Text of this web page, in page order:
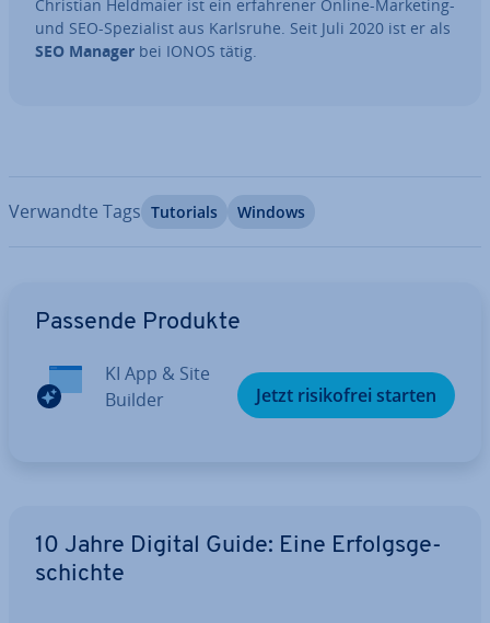
Christian Heldmaier ist ein er­fah­re­ner Online-Marketing-
und SEO-Spe­zia­list aus Karlsruhe. Seit Juli 2020 ist er als
SEO Manager bei IONOS tätig.
Verwandte Tags Tutorials Windows
Passende Produkte
KI App & Site
Builder
Jetzt ri­si­ko­frei starten
10 Jahre Digital Guide: Eine Er­folgs­ge­
schich­te